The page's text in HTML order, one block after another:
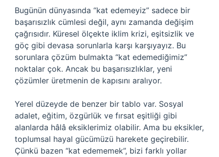
Bugünün dünyasında “kat edemeyiz” sadece bir
başarısızlık cümlesi değil, aynı zamanda değişim
çağrısıdır. Küresel ölçekte iklim krizi, eşitsizlik ve
göç gibi devasa sorunlarla karşı karşıyayız. Bu
sorunlara çözüm bulmakta “kat edemediğimiz”
noktalar çok. Ancak bu başarısızlıklar, yeni
çözümler üretmenin de kapısını aralıyor.
Yerel düzeyde de benzer bir tablo var. Sosyal
adalet, eğitim, özgürlük ve fırsat eşitliği gibi
alanlarda hâlâ eksiklerimiz olabilir. Ama bu eksikler,
toplumsal hayal gücümüzü harekete geçirebilir.
Çünkü bazen “kat edememek”, bizi farklı yollar